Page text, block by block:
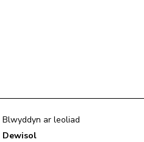
Blwyddyn ar leoliad
Dewisol